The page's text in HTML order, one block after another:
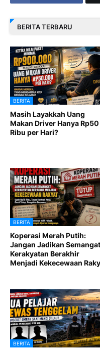
BERITA TERBARU
BERITA
Masih Layakkah Uang
Makan Driver Hanya Rp50
Ribu per Hari?
BERITA
Koperasi Merah Putih:
Jangan Jadikan Semangat
Kerakyatan Berakhir
Menjadi Kekecewaan
BERITA